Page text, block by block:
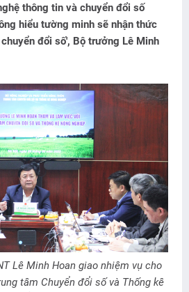
thông tin và chuyển đổi số
hiểu tường minh sẽ nhận thức
đổi số', Bộ trưởng Lê Minh
Lê Minh Hoan giao nhiệm vụ cho
tâm Chuyển đổi số và Thống kê